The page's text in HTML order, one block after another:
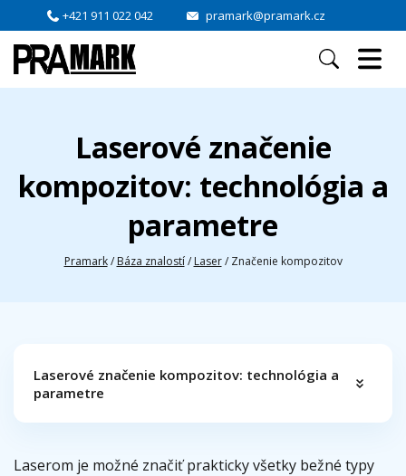
+421 911 022 042 pramark@pramark.cz
Laserové značenie
kompozitov: technológia a
parametre
Pramark / Báza znalostí / Laser / Značenie kompozitov
Laserové značenie kompozitov: technológia a
parametre
Laserom je možné značiť prakticky všetky bežné typy